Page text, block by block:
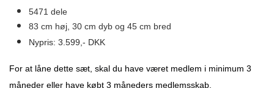
5471 dele
83 cm høj, 30 cm dyb og 45 cm bred
Nypris: 3.599,- DKK
For at låne dette sæt, skal du have været medlem i minimum 3
måneder eller have købt 3 måneders medlemsskab.